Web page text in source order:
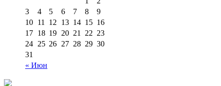
« Июн
3
4 5 6 7 8
9
10 11 12 13 14 15 16
17 18 19 20 21 22 23
24 25 26 27 28 29 30
31